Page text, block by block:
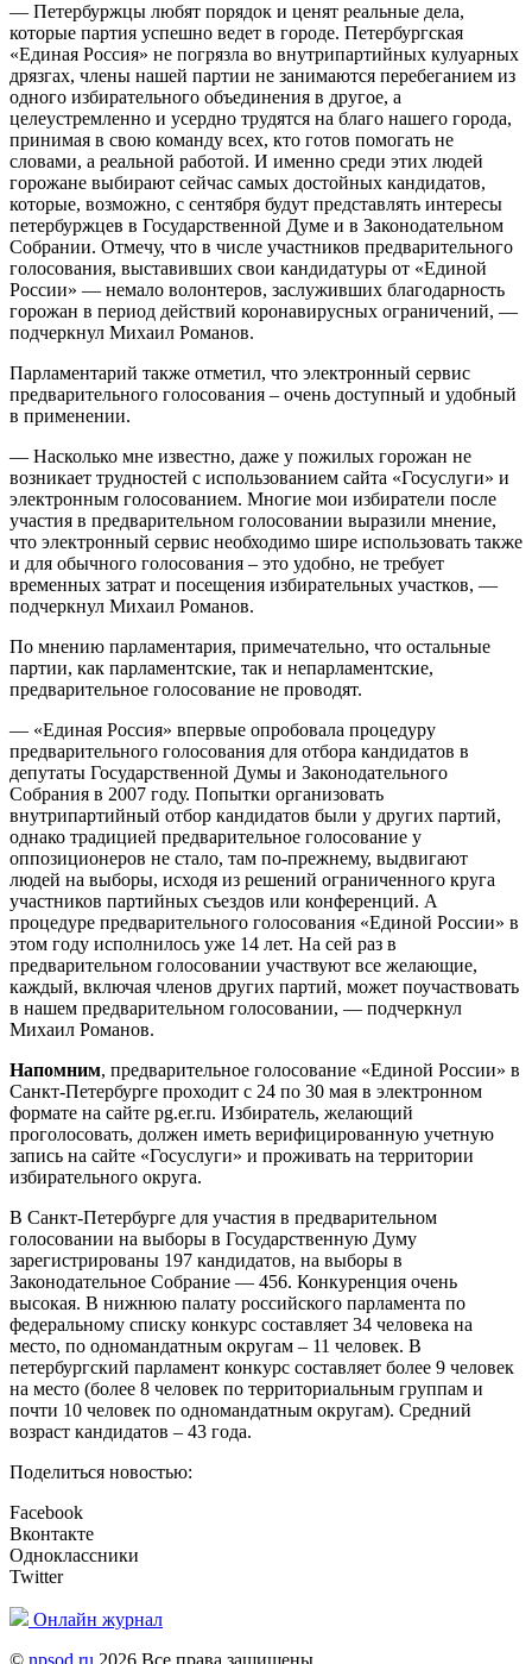
— Петербуржцы любят порядок и ценят реальные дела,
которые партия успешно ведет в городе. Петербургская
«Единая Россия» не погрязла во внутрипартийных кулуарных
дрязгах, члены нашей партии не занимаются перебеганием из
одного избирательного объединения в другое, а
целеустремленно и усердно трудятся на благо нашего города,
принимая в свою команду всех, кто готов помогать не
словами, а реальной работой. И именно среди этих людей
горожане выбирают сейчас самых достойных кандидатов,
которые, возможно, с сентября будут представлять интересы
петербуржцев в Государственной Думе и в Законодательном
Собрании. Отмечу, что в числе участников предварительного
голосования, выставивших свои кандидатуры от «Единой
России» — немало волонтеров, заслуживших благодарность
горожан в период действий коронавирусных ограничений, —
подчеркнул Михаил Романов.
Парламентарий также отметил, что электронный сервис
предварительного голосования – очень доступный и удобный
в применении.
— Насколько мне известно, даже у пожилых горожан не
возникает трудностей с использованием сайта «Госуслуги» и
электронным голосованием. Многие мои избиратели после
участия в предварительном голосовании выразили мнение,
что электронный сервис необходимо шире использовать также
и для обычного голосования – это удобно, не требует
временных затрат и посещения избирательных участков, —
подчеркнул Михаил Романов.
По мнению парламентария, примечательно, что остальные
партии, как парламентские, так и непарламентские,
предварительное голосование не проводят.
— «Единая Россия» впервые опробовала процедуру
предварительного голосования для отбора кандидатов в
депутаты Государственной Думы и Законодательного
Собрания в 2007 году. Попытки организовать
внутрипартийный отбор кандидатов были у других партий,
однако традицией предварительное голосование у
оппозиционеров не стало, там по-прежнему, выдвигают
людей на выборы, исходя из решений ограниченного круга
участников партийных съездов или конференций. А
процедуре предварительного голосования «Единой России» в
этом году исполнилось уже 14 лет. На сей раз в
предварительном голосовании участвуют все желающие,
каждый, включая членов других партий, может поучаствовать
в нашем предварительном голосовании, — подчеркнул
Михаил Романов.
Напомним, предварительное голосование «Единой России» в
Санкт-Петербурге проходит с 24 по 30 мая в электронном
формате на сайте pg.er.ru. Избиратель, желающий
проголосовать, должен иметь верифицированную учетную
запись на сайте «Госуслуги» и проживать на территории
избирательного округа.
В Санкт-Петербурге для участия в предварительном
голосовании на выборы в Государственную Думу
зарегистрированы 197 кандидатов, на выборы в
Законодательное Собрание — 456. Конкуренция очень
высокая. В нижнюю палату российского парламента по
федеральному списку конкурс составляет 34 человека на
место, по одномандатным округам – 11 человек. В
петербургский парламент конкурс составляет более 9 человек
на место (более 8 человек по территориальным группам и
почти 10 человек по одномандатным округам). Средний
возраст кандидатов – 43 года.
Поделиться новостью:
Facebook
Вконтакте
Одноклассники
Twitter
Онлайн журнал